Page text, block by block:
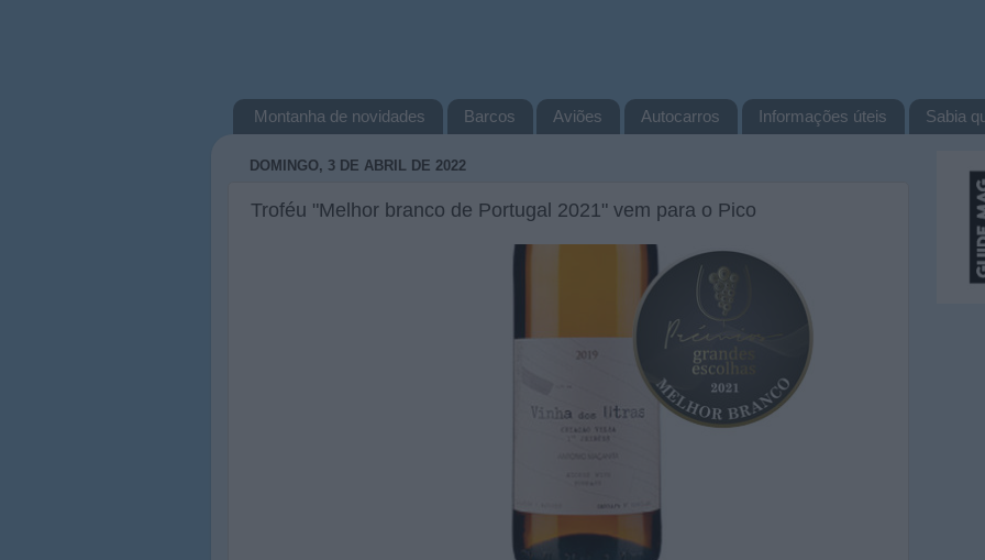
Montanha de novidades Barcos Aviões Autocarros Informações úteis Sabia
DOMINGO, 3 DE ABRIL DE 2022
Troféu "Melhor branco de Portugal 2021" vem para o Pico